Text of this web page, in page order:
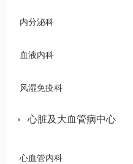
内分泌科
血液内科
风湿免疫科
心脏及大血管病中心
心血管内科